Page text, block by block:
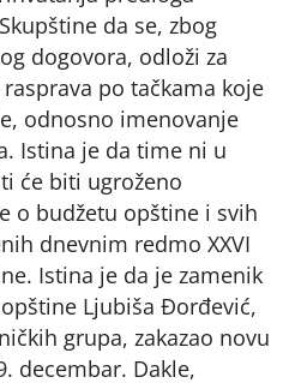
da se, zbog
dogovora, odloži za
po tačkama koje
odnosno imenovanje
Istina je da time ni u
će biti ugroženo
o budžetu opštine i svih
dnevnim redmo XXVI
Istina je da je zamenik
Ljubiša Đorđević,
grupa, zakazao novu
decembar. Dakle,